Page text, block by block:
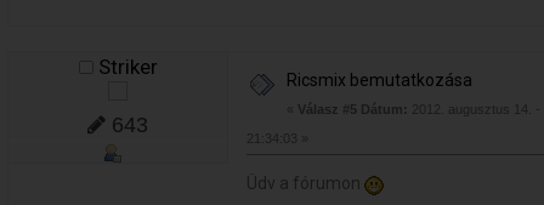
Striker
643
Ricsmix bemutatkozása
« Válasz #5 Dátum:
2012. augusztus 14. -
21:34:03 »
Üdv a fórumon